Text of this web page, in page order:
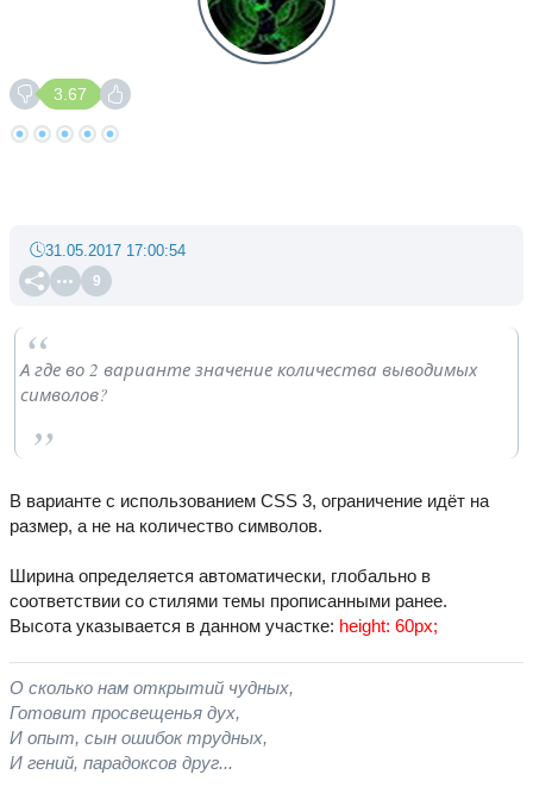
3.67
9
31.05.2017 17:00:54
А где во 2 варианте значение количества выводимых
символов?
В варианте с использованием CSS 3, ограничение идёт на
размер, а не на количество символов.
Ширина определяется автоматически, глобально в
соответствии со стилями темы прописанными ранее.
Высота указывается в данном участке: height: 60px;
О сколько нам открытий чудных,
Готовит просвещенья дух,
И опыт, сын ошибок трудных,
И гений, парадоксов друг...